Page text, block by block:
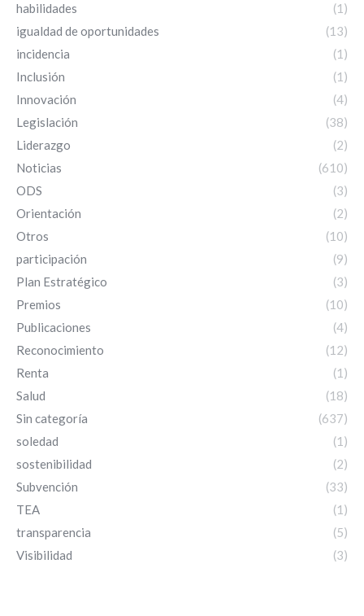
habilidades
(1)
igualdad de oportunidades
(13)
incidencia
(1)
Inclusión
(1)
Innovación
(4)
Legislación
(38)
Liderazgo
(2)
Noticias
(610)
ODS
(3)
Orientación
(2)
Otros
(10)
participación
(9)
Plan Estratégico
(3)
Premios
(10)
Publicaciones
(4)
Reconocimiento
(12)
Renta
(1)
Salud
(18)
Sin categoría
(637)
soledad
(1)
sostenibilidad
(2)
Subvención
(33)
TEA
(1)
transparencia
(5)
Visibilidad
(3)